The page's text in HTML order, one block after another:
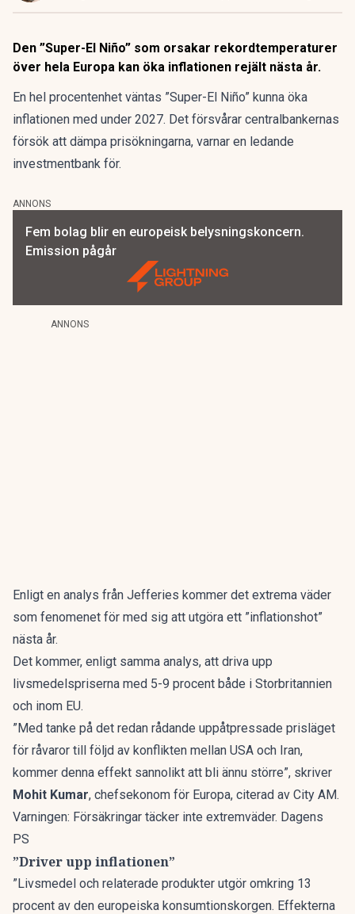
Den ”Super-El Niño” som orsakar rekordtemperaturer
över hela Europa kan öka inflationen rejält nästa år.
En hel procentenhet väntas ”Super-El Niño” kunna öka
inflationen med under 2027. Det försvårar centralbankernas
försök att dämpa prisökningarna, varnar en ledande
investmentbank för.
ANNONS
Fem bolag blir en europeisk belysningskoncern.
Emission pågår
ANNONS
Enligt en analys från Jefferies kommer det extrema väder
som fenomenet för med sig att utgöra ett ”inflationshot”
nästa år.
Det kommer, enligt samma analys, att driva upp
livsmedelspriserna med 5-9 procent både i Storbritannien
och inom EU.
”Med tanke på det redan rådande uppåtpressade prisläget
för råvaror till följd av konflikten mellan USA och Iran,
kommer denna effekt sannolikt att bli ännu större”, skriver
Mohit Kumar, chefsekonom för Europa, citerad av City AM.
Varningen: Försäkringar täcker inte extremväder. Dagens
PS
”Driver upp inflationen”
”Livsmedel och relaterade produkter utgör omkring 13
procent av den europeiska konsumtionskorgen. Effekterna